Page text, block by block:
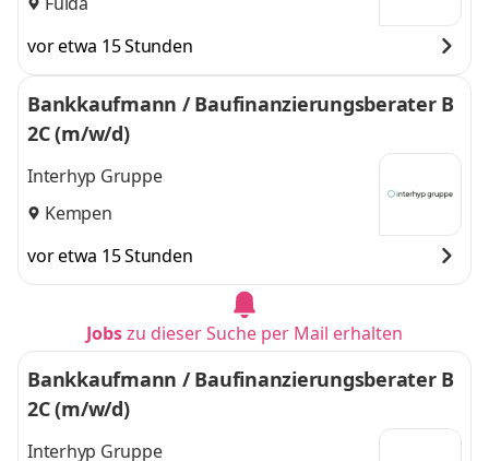
vor etwa 15 Stunden
Bankkaufmann / Baufinanzierungsberater B
2C (m/w/d)
Interhyp Gruppe
Kempen
vor etwa 15 Stunden
Jobszu dieser Suche per Mail erhalten
Bankkaufmann / Baufinanzierungsberater B
2C (m/w/d)
Interhyp Gruppe